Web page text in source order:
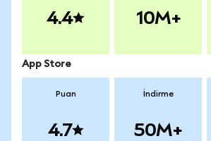
4.4 10M+
App Store
Puan
4.7
İndirme
50M+